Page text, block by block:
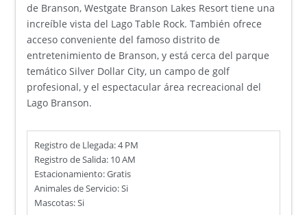
de Branson, Westgate Branson Lakes Resort tiene una
increíble vista del Lago Table Rock. También ofrece
acceso conveniente del famoso distrito de
entretenimiento de Branson, y está cerca del parque
temático Silver Dollar City, un campo de golf
profesional, y el espectacular área recreacional del
Lago Branson.
Registro de Llegada: 4 PM
Registro de Salida: 10 AM
Estacionamiento: Gratis
Animales de Servicio: Si
Mascotas: Si